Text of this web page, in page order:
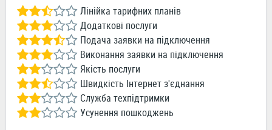
Лінійка тарифних планів
Додаткові послуги
Подача заявки на підключення
Виконання заявки на підключення
Якість послуги
Швидкість Інтернет з'єднання
Служба техпідтримки
Усунення пошкоджень